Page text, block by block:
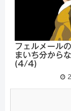
フェルメール
まいち分から
(4/4)